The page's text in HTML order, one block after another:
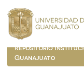
navigation
Repositorio
Guanajuato